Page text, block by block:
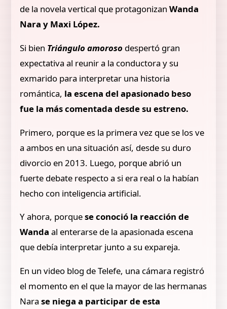
de la novela vertical que protagonizanWanda
Nara y Maxi López.
Si bien Triángulo amoroso despertó gran
expectativa al reunir a la conductora y su
exmarido para interpretar una historia
romántica, la escena del apasionado beso
fue la más comentada desde su estreno.
Primero, porque es la primera vez que se los ve
a ambos en una situación así, desde su duro
divorcio en 2013. Luego, porque abrió un
fuerte debate respecto a si era real o la habían
hecho con inteligencia artificial.
Y ahora, porquese conoció la reacción de
Wanda al enterarse de la apasionada escena
que debía interpretar junto a su expareja.
En un video blog de Telefe, una cámara registró
el momento en el que la mayor de las hermanas
Narase niega a participar de esta